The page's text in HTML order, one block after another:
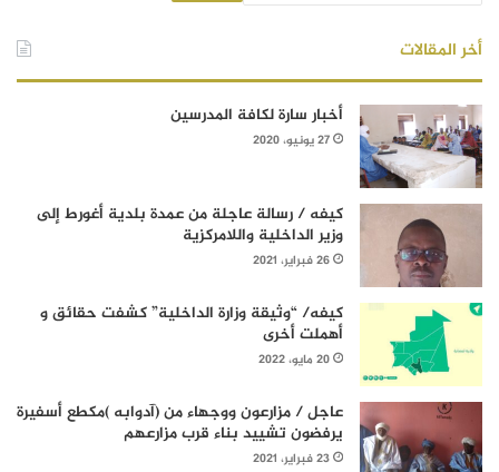
أخر المقالات
أخبار سارة لكافة المدرسين
27 يونيو، 2020
كيفه / رسالة عاجلة من عمدة بلدية أغورط إلى
وزير الداخلية واللامركزية
26 فبراير، 2021
كيفه/ “وثيقة وزارة الداخلية” كشفت حقائق و
أهملت أخرى
20 مايو، 2022
عاجل / مزارعون ووجهاء من (آدوابه )مكطع أسفيرة
يرفضون تشييد بناء قرب مزارعهم
23 فبراير، 2021